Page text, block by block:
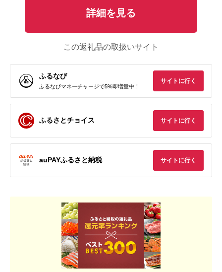
詳細を見る
この返礼品の取扱いサイト
ふるなび
ふるなびマネーチャージで5%即増量中！
サイトに行く
ふるさとチョイス サイトに行く
auPAYふるさと納税 サイトに行く